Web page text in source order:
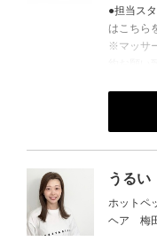
●担当ス
はこちら
※マッサ
約お願い
お電話
お問い合
TEL 06-
うるい
ホットペ
ヘア 梅